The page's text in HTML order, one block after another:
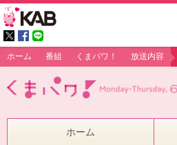
ホーム 番組 くまパワ！ 放送内容
ホーム